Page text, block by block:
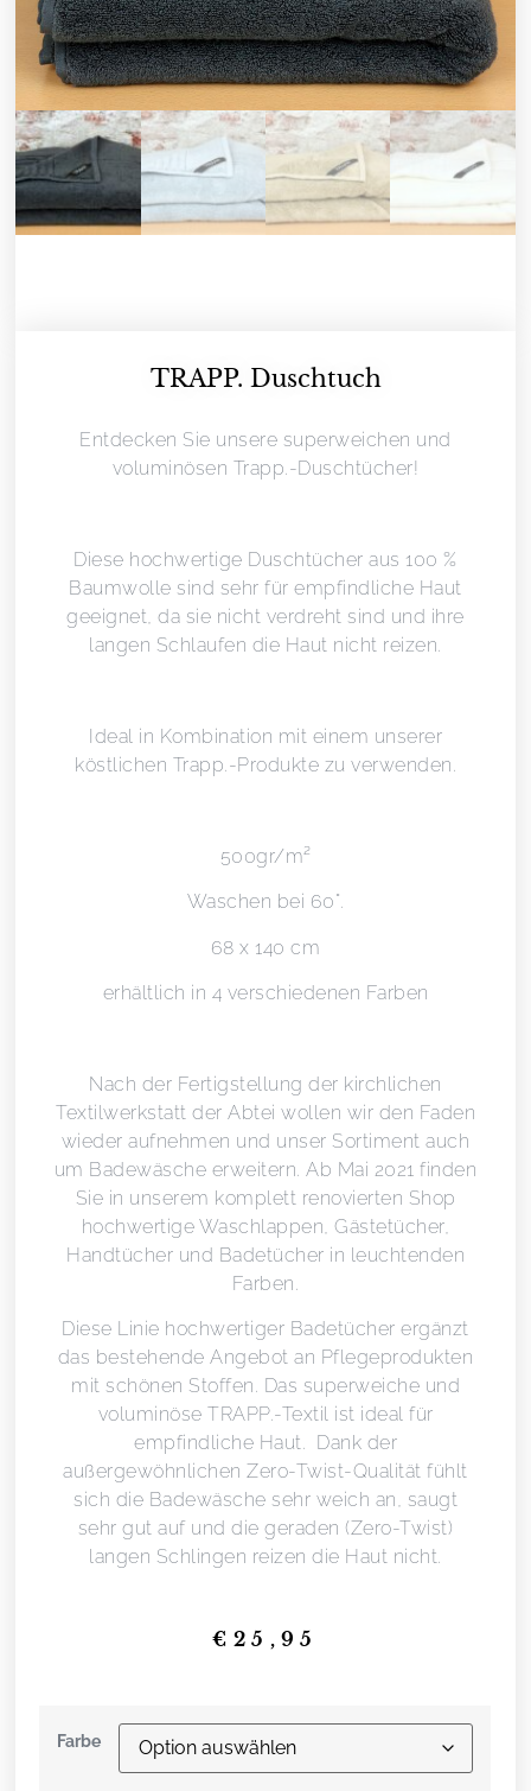
TRAPP. Duschtuch
Entdecken Sie unsere superweichen und
voluminösen Trapp.-Duschtücher!
Diese hochwertige Duschtücher aus 100 %
Baumwolle sind sehr für empfindliche Haut
geeignet, da sie nicht verdreht sind und ihre
langen Schlaufen die Haut nicht reizen.
Ideal in Kombination mit einem unserer
köstlichen Trapp.-Produkte zu verwenden.
500gr/m²
Waschen bei 60°.
68 x 140 cm
erhältlich in 4 verschiedenen Farben
Nach der Fertigstellung der kirchlichen
Textilwerkstatt der Abtei wollen wir den Faden
wieder aufnehmen und unser Sortiment auch
um Badewäsche erweitern. Ab Mai 2021 finden
Sie in unserem komplett renovierten Shop
hochwertige Waschlappen, Gästetücher,
Handtücher und Badetücher in leuchtenden
Farben.
Diese Linie hochwertiger Badetücher ergänzt
das bestehende Angebot an Pflegeprodukten
mit schönen Stoffen. Das superweiche und
voluminöse TRAPP.-Textil ist ideal für
empfindliche Haut. Dank der
außergewöhnlichen Zero-Twist-Qualität fühlt
sich die Badewäsche sehr weich an, saugt
sehr gut auf und die geraden (Zero-Twist)
langen Schlingen reizen die Haut nicht.
€ 25,95
Farbe